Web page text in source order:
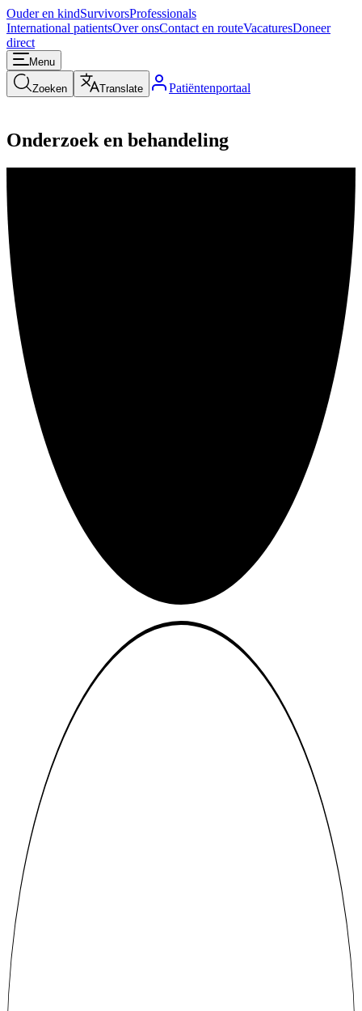
Ouder en kindSurvivorsProfessionals
International patientsOver onsContact en routeVacaturesDoneer
direct
Menu
Zoeken Translate Patiëntenportaal
Onderzoek en behandeling